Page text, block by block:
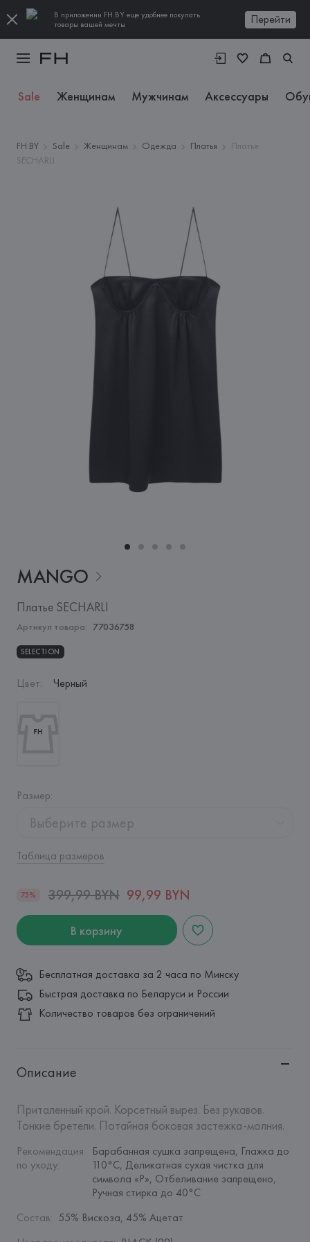
В приложении FH.BY еще удобнее покупать
товары вашей мечты
Перейти
Sale Женщинам Мужчинам Аксессуары
FH.BY Sale Женщинам Одежда Платья
Платье
SECHARLI
MANGO
Платье SECHARLI
Артикул товара: 77036758
SELECTION
Цвет: Черный
Размер:
Выберите размер
Таблица размеров
75% 399,99 BYN 99,99 BYN
В корзину
Бесплатная доставка за 2 часа по Минску
Быстрая доставка по Беларуси и России
Количество товаров без ограничений
Описание
Приталенный крой. Корсетный вырез. Без рукавов.
Тонкие бретели. Потайная боковая застежка-молния.
Рекомендация
по уходу:
Барабанная сушка запрещена, Глажка до
110°C, Деликатная сухая чистка для
символа «P», Отбеливание запрещено,
Ручная стирка до 40°C
Состав: 55% Вискоза, 45% Ацетат